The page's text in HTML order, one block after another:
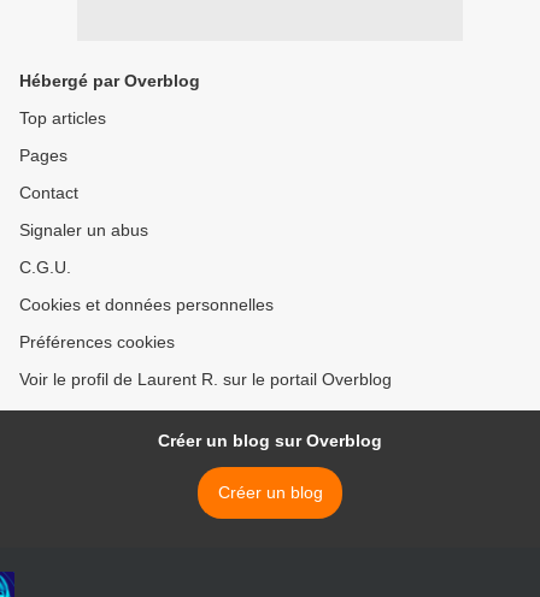
Hébergé par Overblog
Top articles
Pages
Contact
Signaler un abus
C.G.U.
Cookies et données personnelles
Préférences cookies
Voir le profil de Laurent R. sur le portail Overblog
Créer un blog sur Overblog
Créer un blog